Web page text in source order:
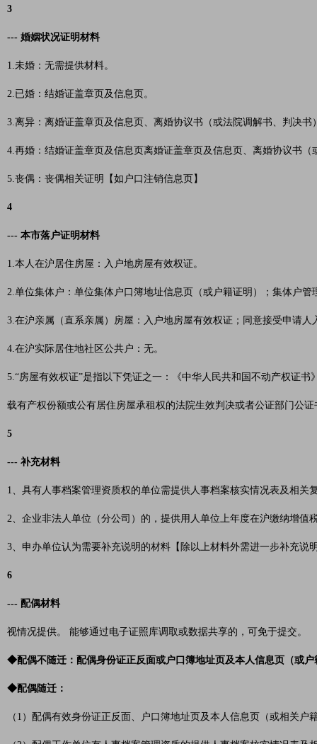
3
--- 婚姻状况证明材料
1.未婚：无需提供材料。
2.已婚：结婚证盖章页及信息页。
3.离异：离婚证盖章页及信息页、离婚协议书（或法院调解书、判决书
4.再婚：结婚证盖章页及信息页离婚证盖章页及信息页、离婚协议书
5.丧偶：丧偶相关证明【如户口注销信息页】
4
--- 本市落户证明材料
1.本人在沪居住房屋：入户地房屋有效权证。
2.单位集体户：单位集体户口簿地址信息页（或户籍证明）；集体户管
3.在沪亲属（直系亲属）房屋：入户地房屋有效权证；同意接受申请
4.在沪实际居住地社区公共户：无。
5.“房屋有效权证”是指以下凭证之一：《中华人民共和国不动产权证
载有产权份额或公有居住房屋承租权的法院生效判决或者公证部门公
5
--- 补充材料
1、具有人事档案管理资质权的单位需提供人事档案核实情况表及相关
2、企业非法人单位（分公司）的，提供用人单位上年度在沪缴纳增值
3、申办单位认为需要补充说明的材料【除以上材料外需进一步补充说
6
--- 配偶材料
视情况提供。 能够通过电子证照库调取或数据共享的，可免于提交。
◆配偶不随迁：配偶身份证正反面或户口簿地址页及本人信息页（或
◆配偶随迁：
（1）配偶有效身份证正反面、户口簿地址页及本人信息页（或相关户